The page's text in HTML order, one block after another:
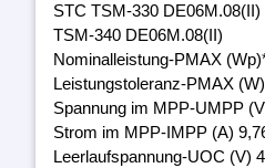
STC TSM-330
TSM-340 DE06M.08(II)
Nominalleistung-PMAX
Leistungstoleranz-PMAX
Spannung im MPP-UMPP
Strom im MPP-IMPP (A)
Leerlaufspannung-UOC (V)